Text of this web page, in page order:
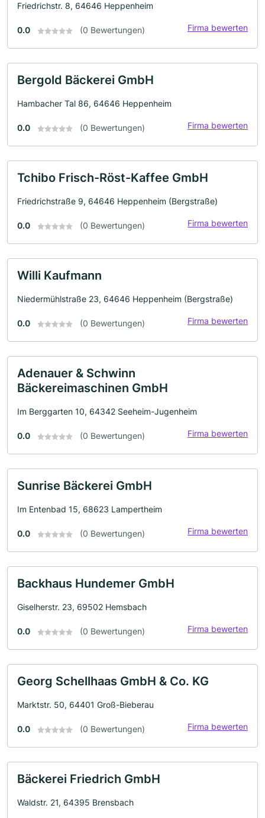
Friedrichstr. 8, 64646 Heppenheim
0.0 (0 Bewertungen) Firma bewerten
Bergold Bäckerei GmbH
Hambacher Tal 86, 64646 Heppenheim
0.0 (0 Bewertungen) Firma bewerten
Tchibo Frisch-Röst-Kaffee GmbH
Friedrichstraße 9, 64646 Heppenheim (Bergstraße)
0.0 (0 Bewertungen) Firma bewerten
Willi Kaufmann
Niedermühlstraße 23, 64646 Heppenheim (Bergstraße)
0.0 (0 Bewertungen) Firma bewerten
Adenauer & Schwinn
Bäckereimaschinen GmbH
Im Berggarten 10, 64342 Seeheim-Jugenheim
0.0 (0 Bewertungen) Firma bewerten
Sunrise Bäckerei GmbH
Im Entenbad 15, 68623 Lampertheim
0.0 (0 Bewertungen) Firma bewerten
Backhaus Hundemer GmbH
Giselherstr. 23, 69502 Hemsbach
0.0 (0 Bewertungen) Firma bewerten
Georg Schellhaas GmbH & Co. KG
Marktstr. 50, 64401 Groß-Bieberau
0.0 (0 Bewertungen) Firma bewerten
Bäckerei Friedrich GmbH
Waldstr. 21, 64395 Brensbach